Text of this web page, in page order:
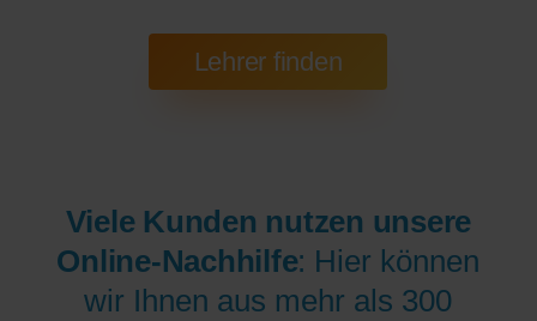
Viele Kunden nutzen unsere
Online-Nachhilfe: Hier können
wir Ihnen aus mehr als 300